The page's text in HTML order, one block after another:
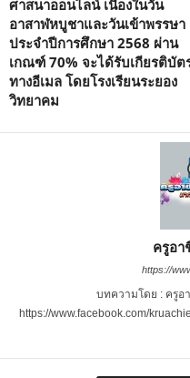
ศาสนาออนไลน์ เนื่องในวัน
อาสาฬหบูชาและวันเข้าพรรษา
ประจำปีการศึกษา 2568 ผ่าน
เกณฑ์ 70% จะได้รับเกียรติบัต
ทางอีเมล โดยโรงเรียนระยอง
วิทยาคม
ครูอ
https://
บทความโดย : ครู
https://www.facebook.com/